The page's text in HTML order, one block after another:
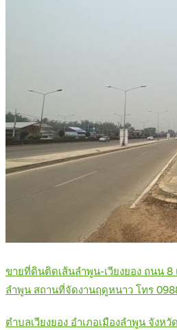
ขายที่ดินติดเส้นลำพูน-เวียงยอง ถนน 8
ลำพูน สถานที่จัดงานฤดูหนาว โทร
ตำบลเวียงยอง อำเภอเมืองลำพูน จังห